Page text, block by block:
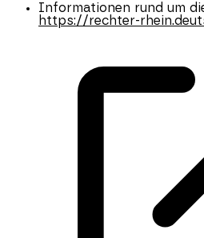
Informationen rund um
https://rechter-